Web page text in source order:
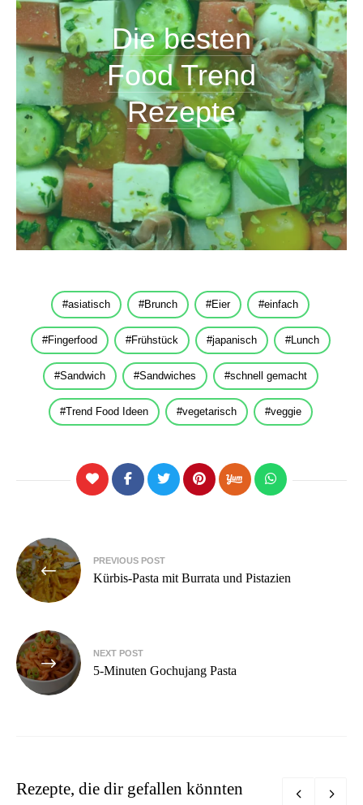
Die besten
Food Trend
Rezepte
asiatisch Brunch Eier einfach
Fingerfood Frühstück japanisch Lunch
Sandwich Sandwiches schnell gemacht
Trend Food Ideen vegetarisch veggie
Beitragsnavigation
PREVIOUS POST
Kürbis-Pasta mit Burrata und Pistazien
NEXT POST
5-Minuten Gochujang Pasta
Rezepte, die dir gefallen könnten